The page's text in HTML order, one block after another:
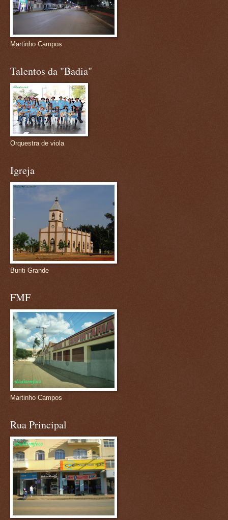
Martinho Campos
Talentos da "Badia"
Orquestra de viola
Igreja
Buriti Grande
FMF
Martinho Campos
Rua Principal